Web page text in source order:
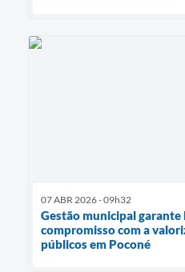
07 ABR 2026 - 09h32
Gestão municipal garante
compromisso com a
públicos em Poconé